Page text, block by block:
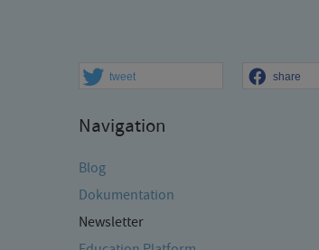
tweet share
Navigation
Blog
Dokumentation
Newsletter